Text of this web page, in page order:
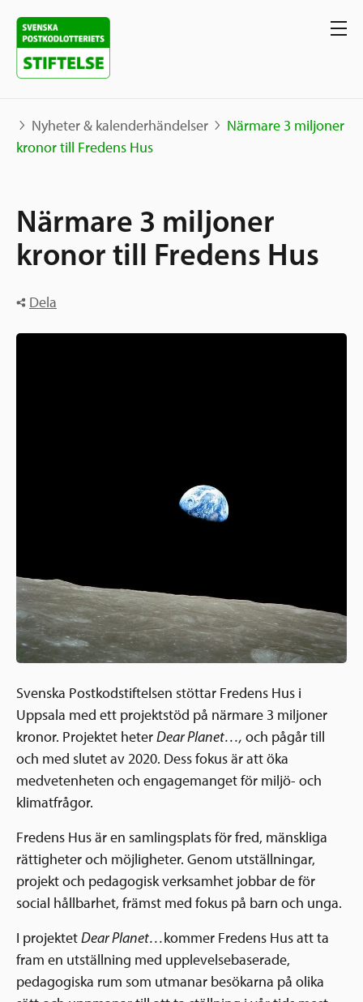
Projekt
Karta
Berättelser
Våra stöd
Grannskapsinitiativet
Utlysningar
Sök stöd
Ansök
Sverige och övriga världen
Postkodlotteriet
Nyheter & kalenderhändelser
Närmare 3 miljoner
kronor till Fredens Hus
Närmare 3 miljoner
kronor till Fredens Hus
Dela
Svenska Postkodstiftelsen stöttar Fredens Hus i
Uppsala med ett projektstöd på närmare 3 miljoner
kronor. Projektet heterDear Planet…, och pågår till
och med slutet av 2020. Dess fokus är att öka
medvetenheten och engagemanget för miljö- och
klimatfrågor.
Fredens Hus är en samlingsplats för fred, mänskliga
rättigheter och möjligheter. Genom utställningar,
projekt och pedagogisk verksamhet jobbar de för
social hållbarhet, främst med fokus på barn och unga.
I projektetDear Planet…kommer Fredens Hus att ta
fram en utställning med upplevelsebaserade,
pedagogiska rum som utmanar besökarna på olika